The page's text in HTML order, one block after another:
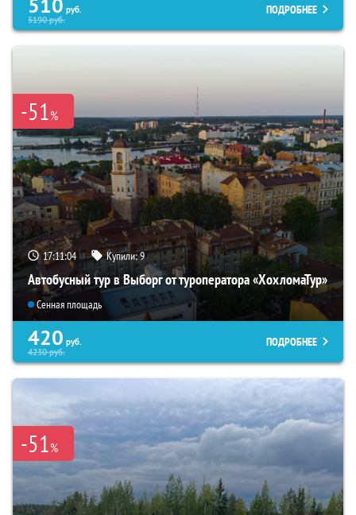
руб.
5190руб.
ПОДРОБНЕЕ
-51%
17:11:03 Купили:9
Автобусный тур в Выборг от туроператора «ХохломаТур»
Сенная площадь
420 руб.
4230руб.
ПОДРОБНЕЕ
-51%